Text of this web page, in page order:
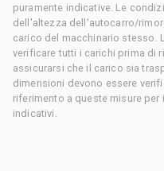
puramente indicative. Le
dell'altezza dell'autocarro/
carico del macchinario stesso.
verificare tutti i carichi prima di
assicurarsi che il carico sia
dimensioni devono essere
riferimento a queste misure
indicativi.